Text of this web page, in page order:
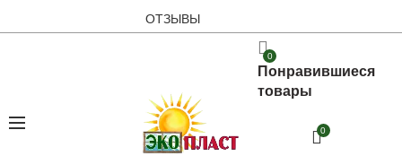
ОТЗЫВЫ
0
Понравившиеся
товары
0